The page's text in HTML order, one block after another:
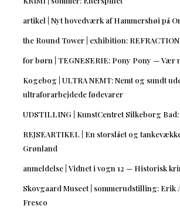
artikel | Nyt hovedværk af Hammershøi på
the Round Tower | exhibition:
for børn | TEGNESERIE: Pony Pony — Vær
Kogebog | ULTRA NEMT: Nemt og sundt
ultraforarbejdede fødevarer
UDSTILLING | KunstCentret Silkeborg
REJSEARTIKEL | En storslået og
Grønland
anmeldelse | Vidnet i vogn 12 — Historisk
Skovgaard Museet | sommerudstilling: Erik
Fresco